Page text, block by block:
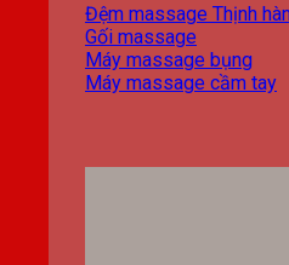
Đệm massage
Gối massage
Máy massage bụng
Máy massage cầm tay